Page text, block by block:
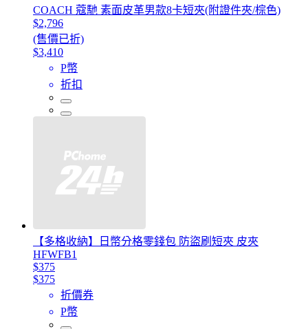
COACH 蔻馳 素面皮革男款8卡短夾(附證件夾/棕色)
$2,796
(售價已折)
$3,410
P幣
折扣
【多格收納】日幣分格零錢包 防盜刷短夾 皮夾
HFWFB1
$375
$375
折價券
P幣